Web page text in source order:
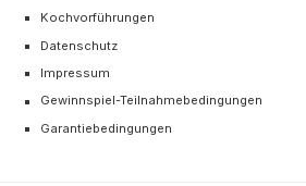
Kochvorführungen
Datenschutz
Impressum
Gewinnspiel-Teilnahmebedingungen
Garantiebedingungen